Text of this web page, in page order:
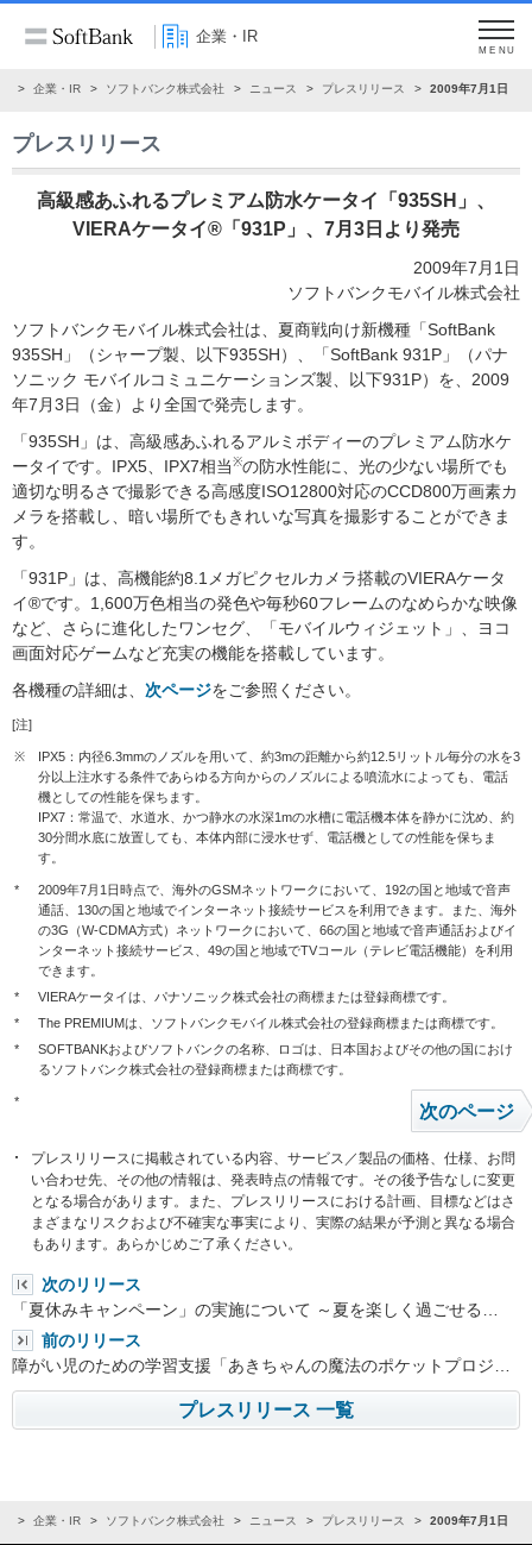
企業・IR
MENU
企業・IR ソフトバンク株式会社 ニュース プレスリリース 2009年7月1日
プレスリリース
高級感あふれるプレミアム防水ケータイ「935SH」、
VIERAケータイ®「931P」、7月3日より発売
2009年7月1日
ソフトバンクモバイル株式会社
ソフトバンクモバイル株式会社は、夏商戦向け新機種「SoftBank
935SH」（シャープ製、以下935SH）、「SoftBank 931P」（パナ
ソニック モバイルコミュニケーションズ製、以下931P）を、2009
年7月3日（金）より全国で発売します。
「935SH」は、高級感あふれるアルミボディーのプレミアム防水ケ
ータイです。IPX5、IPX7相当※の防水性能に、光の少ない場所でも
適切な明るさで撮影できる高感度ISO12800対応のCCD800万画素カ
メラを搭載し、暗い場所でもきれいな写真を撮影することができま
す。
「931P」は、高機能約8.1メガピクセルカメラ搭載のVIERAケータ
イ®です。1,600万色相当の発色や毎秒60フレームのなめらかな映像
など、さらに進化したワンセグ、「モバイルウィジェット」、ヨコ
画面対応ゲームなど充実の機能を搭載しています。
各機種の詳細は、 次ページをご参照ください。
[注]
※
IPX5：内径6.3mmのノズルを用いて、約3mの距離から約12.5リットル毎分の水を3
分以上注水する条件であらゆる方向からのノズルによる噴流水によっても、電話
機としての性能を保ちます。
IPX7：常温で、水道水、かつ静水の水深1mの水槽に電話機本体を静かに沈め、約
30分間水底に放置しても、本体内部に浸水せず、電話機としての性能を保ちま
す。
*
2009年7月1日時点で、海外のGSMネットワークにおいて、192の国と地域で音声
通話、130の国と地域でインターネット接続サービスを利用できます。また、海外
の3G（W-CDMA方式）ネットワークにおいて、66の国と地域で音声通話およびイ
ンターネット接続サービス、49の国と地域でTVコール（テレビ電話機能）を利用
できます。
*
VIERAケータイは、パナソニック株式会社の商標または登録商標です。
*
The PREMIUMは、ソフトバンクモバイル株式会社の登録商標または商標です。
*
SOFTBANKおよびソフトバンクの名称、ロゴは、日本国およびその他の国におけ
るソフトバンク株式会社の登録商標または商標です。
* 次のページ
プレスリリースに掲載されている内容、サービス／製品の価格、仕様、お問
い合わせ先、その他の情報は、発表時点の情報です。その後予告なしに変更
となる場合があります。また、プレスリリースにおける計画、目標などはさ
まざまなリスクおよび不確実な事実により、実際の結果が予測と異なる場合
もあります。あらかじめご了承ください。
次のリリース
「夏休みキャンペーン」の実施について ～夏を楽しく過ごせる…
前のリリース
障がい児のための学習支援「あきちゃんの魔法のポケットプロジ…
プレスリリース 一覧
企業・IR ソフトバンク株式会社 ニュース プレスリリース 2009年7月1日